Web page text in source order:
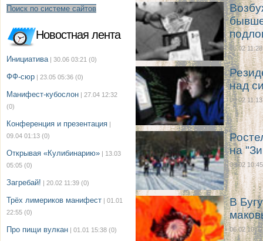
Поиск по системе сайтов
Новостная лента
Инициатива | 30.06 03:21 (0)
ФФ-сюр | 23.05 05:36 (0)
Манифест-кубослон | 27.04 12:32
(0)
Конференция и презентация |
09.04 01:13 (0)
Открывая «Кулибинарию» | 13.03
05:05 (0)
Загребай! | 20.02 11:39 (0)
Трёх лимериков манифест | 01.01
22:55 (0)
Про пищи вулкан | 01.01 15:38 (0)
06.02 11:28
над
06.02 11:13
на
06.02 10:45
В
06.02 10:07